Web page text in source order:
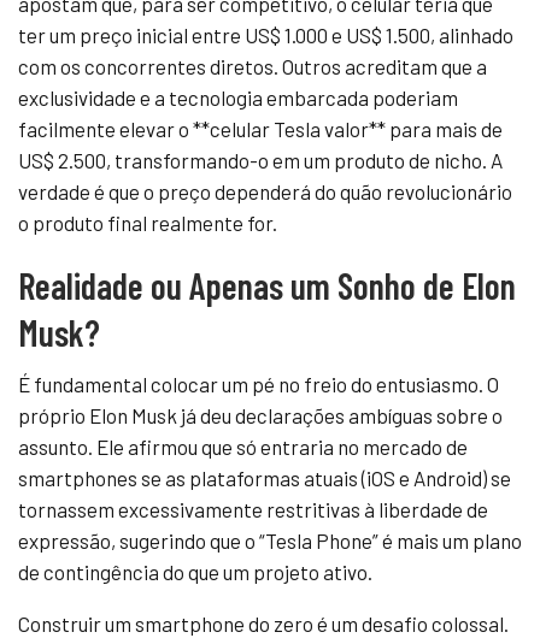
ter um preço inicial entre US$ 1.000 e US$ 1.500, alinhado
com os concorrentes diretos. Outros acreditam que a
exclusividade e a tecnologia embarcada poderiam
facilmente elevar o **celular Tesla valor** para mais de
US$ 2.500, transformando-o em um produto de nicho. A
verdade é que o preço dependerá do quão revolucionário
o produto final realmente for.
Realidade ou Apenas um Sonho de Elon
Musk?
É fundamental colocar um pé no freio do entusiasmo. O
próprio Elon Musk já deu declarações ambíguas sobre o
assunto. Ele afirmou que só entraria no mercado de
smartphones se as plataformas atuais (iOS e Android) se
tornassem excessivamente restritivas à liberdade de
expressão, sugerindo que o “Tesla Phone” é mais um plano
de contingência do que um projeto ativo.
Construir um smartphone do zero é um desafio colossal.